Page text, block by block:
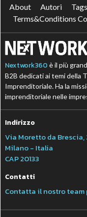
About Autori Tags
Terms&Conditions
Nextwork360 è il più
B2B dedicati ai temi della
Imprenditoriale. Ha la
imprenditoriale nelle
Indirizzo
Via Moretto da Brescia,
Milano - Italia
CAP 20133
Contatti
Contatta il nostro